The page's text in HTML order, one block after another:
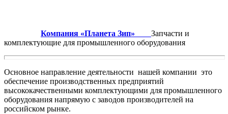
Компания «Планета Зип» Запчасти и
комплектующие для промышленного оборудования
Основное направление деятельности нашей компании это
обеспечение производственных предприятий
высококачественными комплектующими для промышленного
оборудования напрямую с заводов производителей на
российском рынке.